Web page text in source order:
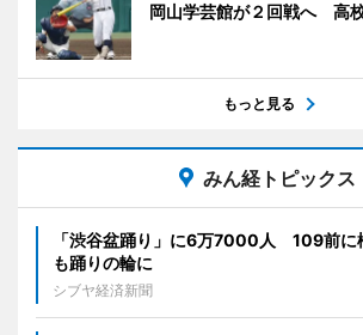
岡山学芸館が２回戦へ 高
もっと見る
みん経トピックス
「渋谷盆踊り」に6万7000人 109前に
も踊りの輪に
シブヤ経済新聞